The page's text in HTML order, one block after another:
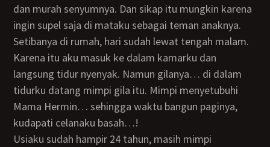
dan murah senyumnya. Dan sikap itu mungkin karena
ingin supel saja di mataku sebagai teman anaknya.
Setibanya di rumah, hari sudah lewat tengah malam.
Karena itu aku masuk ke dalam kamarku dan
langsung tidur nyenyak. Namun gilanya… di dalam
tidurku datang mimpi gila itu. Mimpi menyetubuhi
Mama Hermin… sehingga waktu bangun paginya,
kudapati celanaku basah…!
Usiaku sudah hampir 24 tahun, masih mimpi